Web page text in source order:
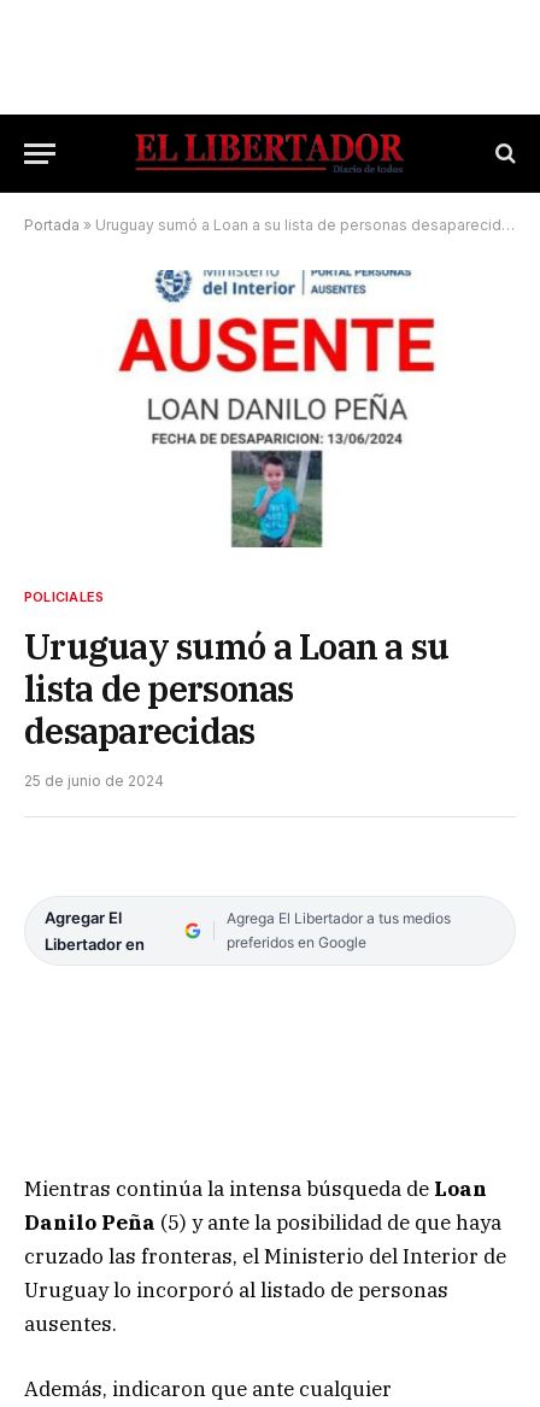
Portada » Uruguay sumó a Loan a su lista de personas desaparecidas
POLICIALES
Uruguay sumó a Loan a su
lista de personas
desaparecidas
25 de junio de 2024
Agregar El
Libertador en
Agrega El Libertador a tus medios
preferidos en Google
Mientras continúa la intensa búsqueda de Loan
Danilo Peña (5) y ante la posibilidad de que haya
cruzado las fronteras, el Ministerio del Interior de
Uruguay lo incorporó al listado de personas
ausentes.
Además, indicaron que ante cualquier